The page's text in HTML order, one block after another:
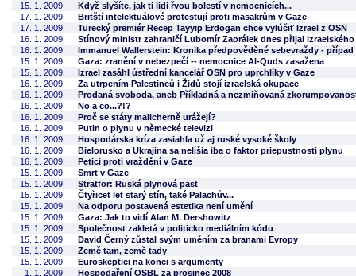
15. 1. 2009
Když slyšíte, jak ti lidi řvou bolestí v nemocnicích...
17. 1. 2009
Britští intelektuálové protestují proti masakrům v Gaze
17. 1. 2009
Turecký premiér Recep Tayyip Erdogan chce vylúčiť Izrael z OSN
16. 1. 2009
Stínový ministr zahraničí Lubomír Zaorálek dnes přijal izraelského
16. 1. 2009
Immanuel Wallerstein: Kronika předpověděné sebevraždy - případ
15. 1. 2009
Gaza: zranění v nebezpečí -- nemocnice Al-Quds zasažena
15. 1. 2009
Izrael zasáhl ústřední kancelář OSN pro uprchlíky v Gaze
16. 1. 2009
Za utrpením Palestinců i Židů stojí izraelská okupace
16. 1. 2009
Prodaná svoboda, aneb Příkladná a nezmiňovaná
16. 1. 2009
No a co...?!?
16. 1. 2009
Proč se státy malicherně urážejí?
16. 1. 2009
Putin o plynu v německé televizi
16. 1. 2009
Hospodárska kríza zasiahla už aj ruské vysoké školy
16. 1. 2009
Bielorusko a Ukrajina sa nelíšia iba o faktor priepustnosti plynu
16. 1. 2009
Petici proti vraždění v Gaze
15. 1. 2009
Smrt v Gaze
15. 1. 2009
Stratfor: Ruská plynová past
15. 1. 2009
Čtyřicet let starý stín, také Palachův...
15. 1. 2009
Na odporu postavená estetika není umění
15. 1. 2009
Gaza: Jak to vidí Alan M. Dershowitz
15. 1. 2009
Společnost zakletá v politicko mediálním kódu
15. 1. 2009
David Černý zůstal svým uměním za branami Evropy
15. 1. 2009
Země tam, země tady
15. 1. 2009
Euroskeptici na konci s argumenty
1. 1. 2009
Hospodaření OSBL za prosinec 2008